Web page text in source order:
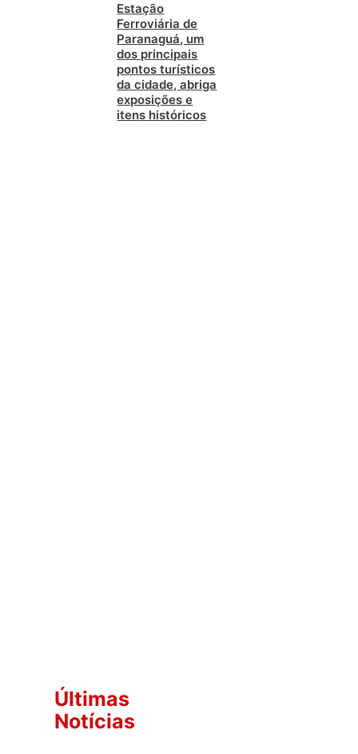
Estação
Ferroviária de
Paranaguá, um
dos principais
pontos turísticos
da cidade, abriga
exposições e
itens históricos
Últimas
Notícias